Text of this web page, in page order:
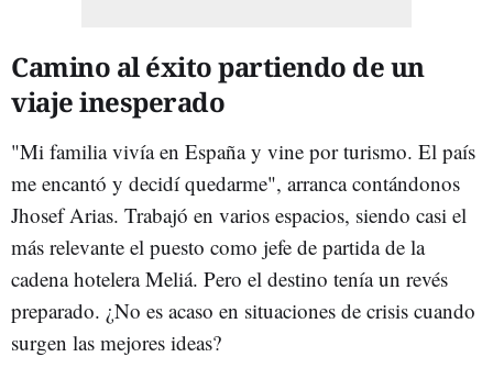
Camino al éxito partiendo de un
viaje inesperado
"Mi familia vivía en España y vine por turismo. El país
me encantó y decidí quedarme", arranca contándonos
Jhosef Arias. Trabajó en varios espacios, siendo casi el
más relevante el puesto como jefe de partida de la
cadena hotelera Meliá. Pero el destino tenía un revés
preparado. ¿No es acaso en situaciones de crisis cuando
surgen las mejores ideas?